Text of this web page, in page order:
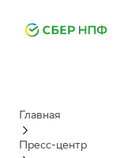
Главная
Пресс-центр